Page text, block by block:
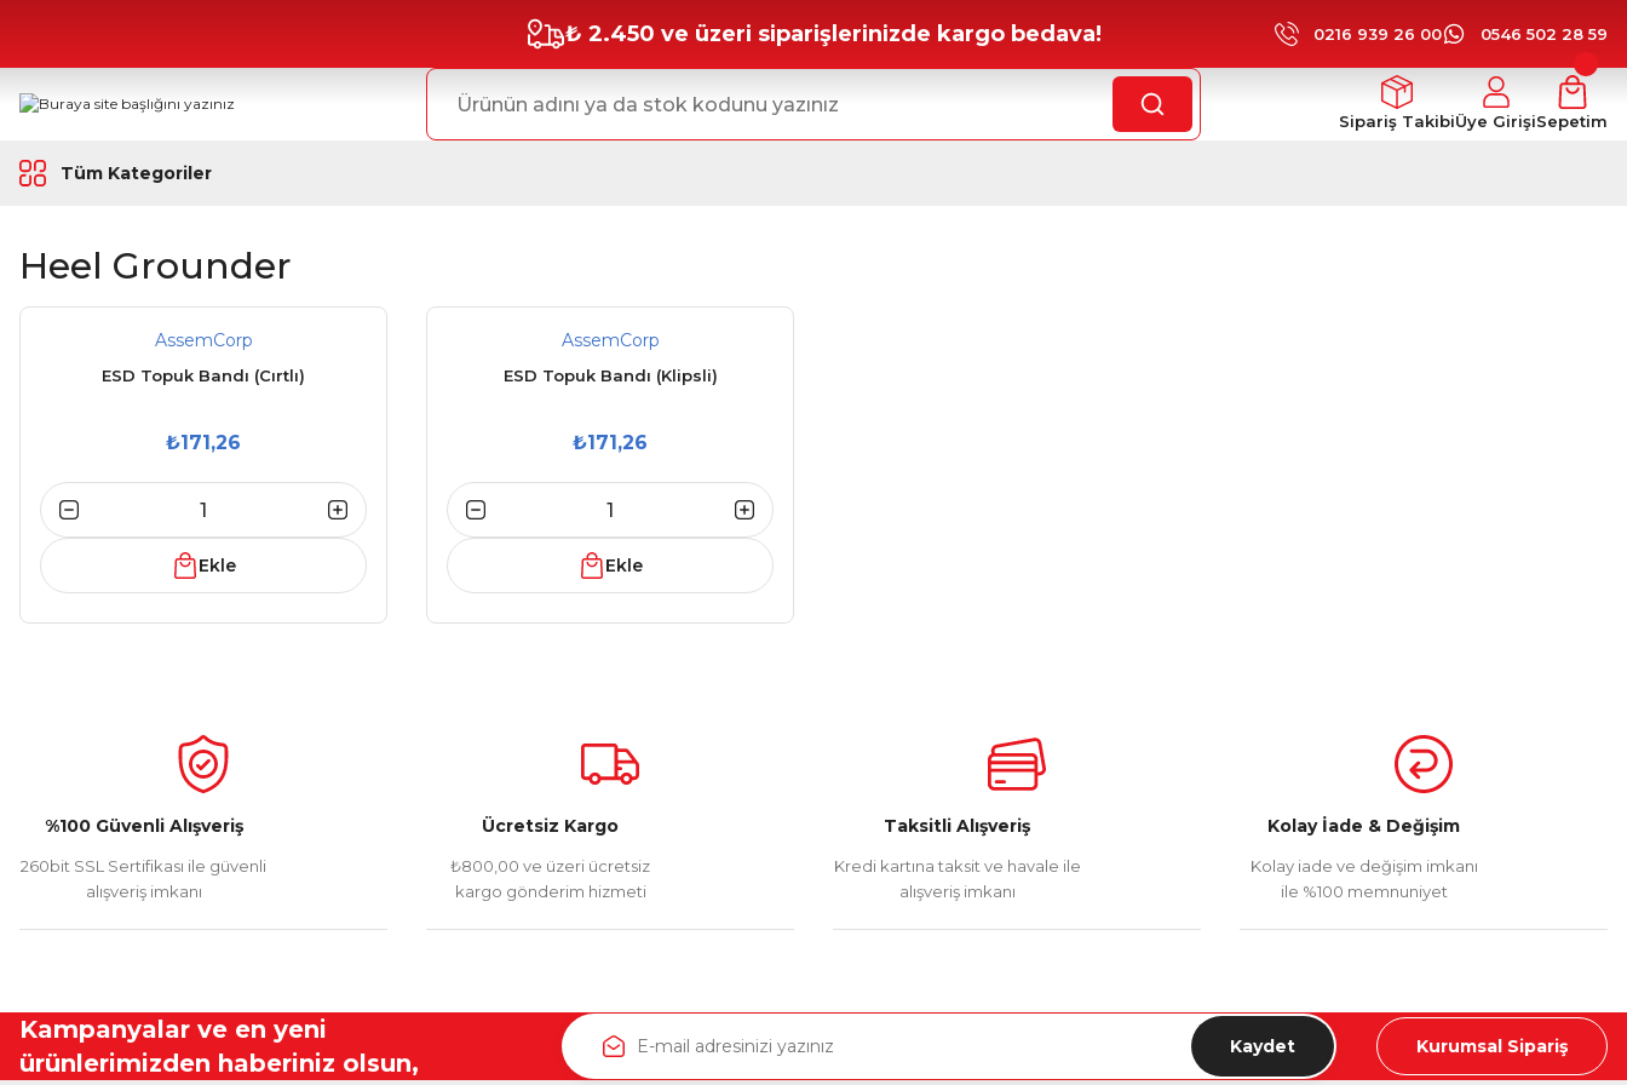
₺ 2.450 ve üzeri siparişlerinizde kargo bedava! 0216 939 26 00 0546 502 28 59
Sipariş TakibiÜye GirişiSepetim
Tüm Kategoriler
Heel Grounder
AssemCorp
ESD Topuk Bandı (Cırtlı)
₺171,26
Ekle
AssemCorp
ESD Topuk Bandı (Klipsli)
₺171,26
Ekle
%100 Güvenli Alışveriş
260bit SSL Sertifikası ile güvenli
alışveriş imkanı
Ücretsiz Kargo
₺800,00 ve üzeri ücretsiz
kargo gönderim hizmeti
Taksitli Alışveriş
Kredi kartına taksit ve havale ile
alışveriş imkanı
Kolay İade & Değişim
Kolay iade ve değişim imkanı
ile %100 memnuniyet
Kampanyalar ve en yeni
ürünlerimizden haberiniz olsun,
Kaydet Kurumsal Sipariş